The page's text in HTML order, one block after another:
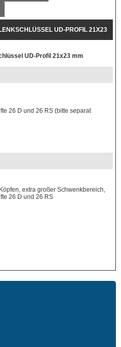
UD-PROFIL 21X23
UD-Profil 21x23 mm
26 D und 26 RS (bitte separat
extra großer Schwenkbereich,
26 D und 26 RS